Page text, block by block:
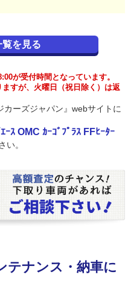
覧を見る
が受付時間となっています。
すが、火曜日（祝日除く）は返
カーズジャパン』webサイトに
ｽ OMC ｶｰｺﾞﾌﾟﾗｽ FFﾋｰﾀｰ
い。
テナンス・納車に